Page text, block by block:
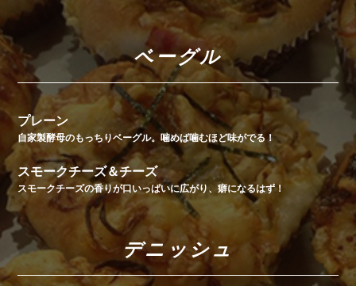
ベーグル
プレーン
自家製酵母のもっちりベーグル。噛めば噛むほど味がでる！
スモークチーズ＆チーズ
スモークチーズの香りが口いっぱいに広がり、癖になるはず！
デニッシュ